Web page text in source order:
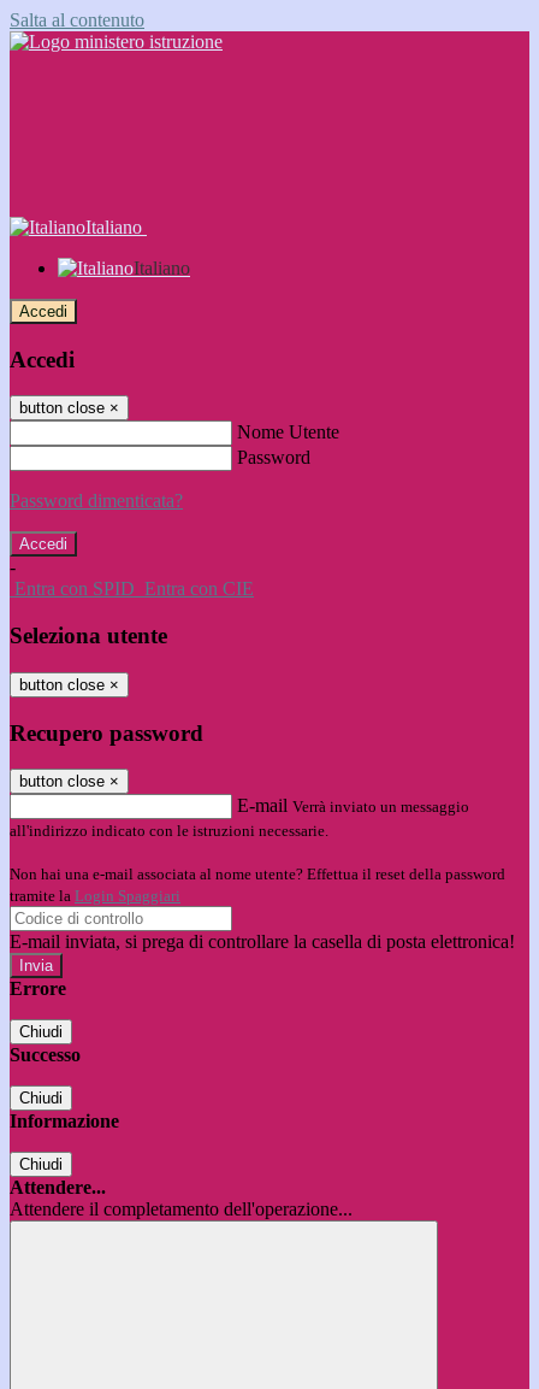
Salta al contenuto
Italiano
Italiano
Accedi
Accedi
button close ×
Nome Utente
Password
Password dimenticata?
-
Entra con SPID Entra con CIE
Seleziona utente
button close ×
Recupero password
button close ×
E-mail Verrà inviato un messaggio
all'indirizzo indicato con le istruzioni necessarie.
Non hai una e-mail associata al nome utente? Effettua il reset della password
tramite la Login Spaggiari
E-mail inviata, si prega di controllare la casella di posta elettronica!
Errore
Chiudi
Successo
Chiudi
Informazione
Chiudi
Attendere...
Attendere il completamento dell'operazione...